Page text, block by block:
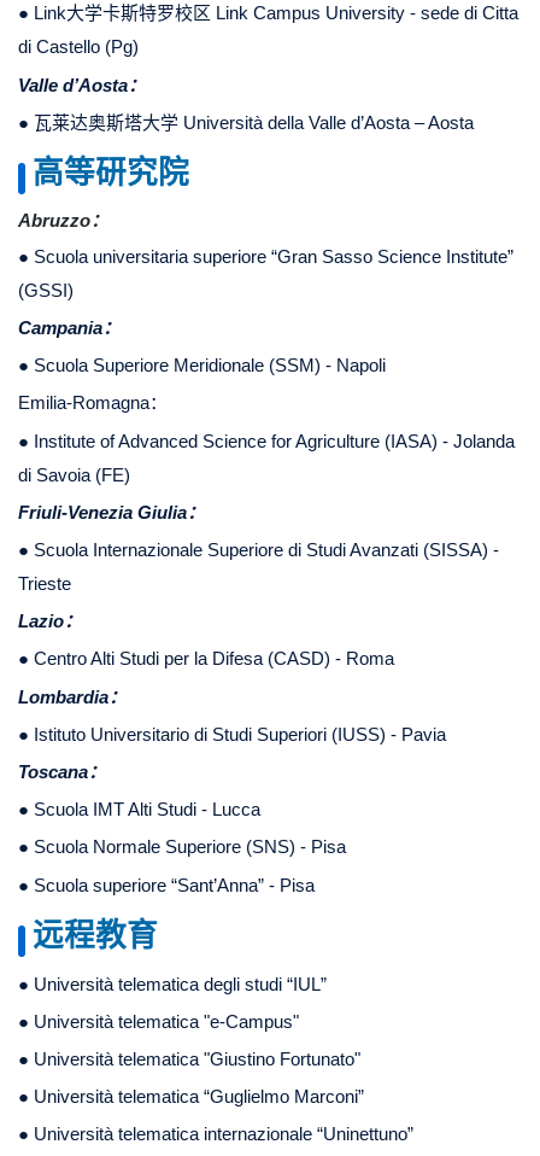
● Link大学卡斯特罗校区 Link Campus University - sede di Citta
di Castello (Pg)
Valle d’Aosta：
● 瓦莱达奥斯塔大学 Università della Valle d’Aosta – Aosta
高等研究院
Abruzzo：
● Scuola universitaria superiore “Gran Sasso Science Institute”
(GSSI)
Campania：
● Scuola Superiore Meridionale (SSM) - Napoli
Emilia-Romagna：
● Institute of Advanced Science for Agriculture (IASA) - Jolanda
di Savoia (FE)
Friuli-Venezia Giulia：
● Scuola Internazionale Superiore di Studi Avanzati (SISSA) -
Trieste
Lazio：
● Centro Alti Studi per la Difesa (CASD) - Roma
Lombardia：
● Istituto Universitario di Studi Superiori (IUSS) - Pavia
Toscana：
● Scuola IMT Alti Studi - Lucca
● Scuola Normale Superiore (SNS) - Pisa
● Scuola superiore “Sant’Anna” - Pisa
远程教育
● Università telematica degli studi “IUL”
● Università telematica "e-Campus"
● Università telematica "Giustino Fortunato"
● Università telematica “Guglielmo Marconi”
● Università telematica internazionale “Uninettuno”